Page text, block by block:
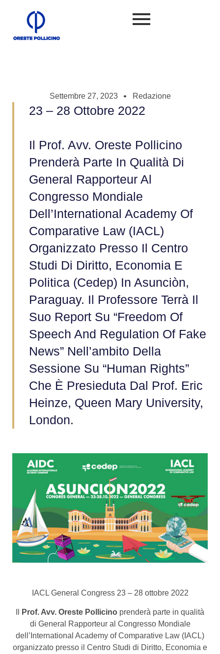
Settembre 27, 2023 Redazione
23 – 28 Ottobre 2022
Il Prof. Avv. Oreste Pollicino
Prenderà Parte In Qualità Di
General Rapporteur Al
Congresso Mondiale
Dell’International Academy Of
Comparative Law (IACL)
Organizzato Presso Il Centro
Studi Di Diritto, Economia E
Politica (Cedep) In Asunciòn,
Paraguay. Il Professore Terrà Il
Suo Report Su “Freedom Of
Speech And Regulation Of Fake
News” Nell’ambito Della
Sessione Su “Human Rights”
Che È Presieduta Dal Prof. Eric
Heinze, Queen Mary University,
London.
IACL General Congress 23 – 28 ottobre 2022
Prof. Avv. Oreste Pollicino prenderà parte in qualità
di General Rapporteur al Congresso Mondiale
dell’International Academy of Comparative Law (IACL)
organizzato presso il Centro Studi di Diritto, Economia e